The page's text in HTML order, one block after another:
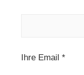
Ihre Email *